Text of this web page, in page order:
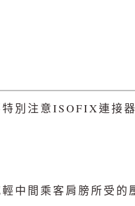
別注意ISOFIX連接
中間乘客肩膀所受的